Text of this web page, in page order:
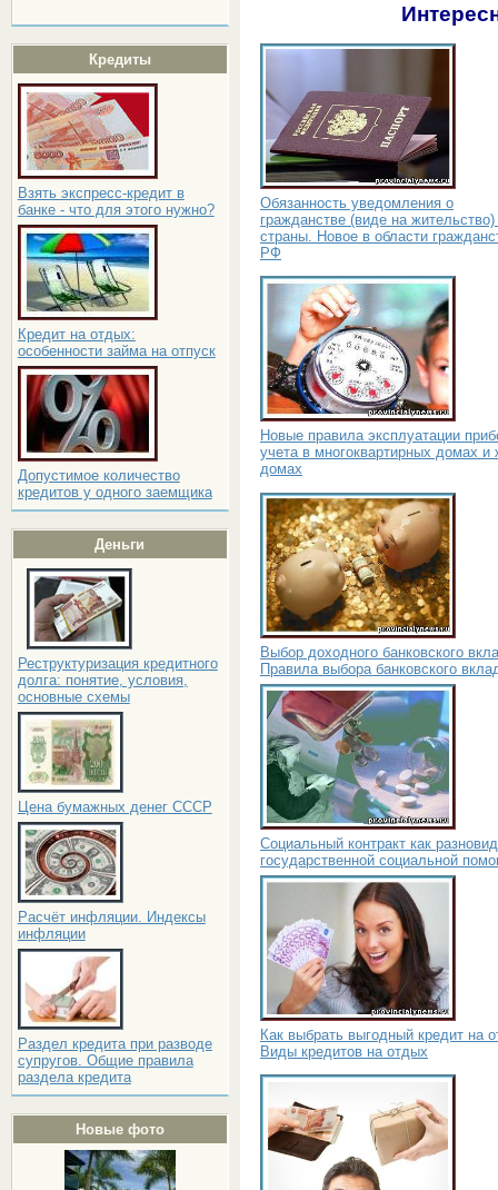
Кредиты
Взять экспресс-кредит в
банке - что для этого нужно?
Кредит на отдых:
особенности займа на отпуск
Допустимое количество
кредитов у одного заемщика
Деньги
Реструктуризация кредитного
долга: понятие, условия,
основные схемы
Цена бумажных денег СССР
Расчёт инфляции. Индексы
инфляции
Раздел кредита при разводе
супругов. Общие правила
раздела кредита
Новые фото
Обязанность уведомления о
гражданстве (виде на жительство)
страны. Новое в области
РФ
Новые правила эксплуатации
учета в многоквартирных домах и
домах
Выбор доходного банковского
Правила выбора банковского
Социальный контракт как
государственной социальной
Как выбрать выгодный кредит на
Виды кредитов на отдых